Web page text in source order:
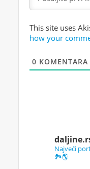
This site uses
how your
0 KOMENTARA
Najveći
🏞️🌎